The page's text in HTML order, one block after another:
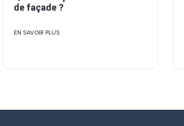
de façade ?
EN SAVOIR PLUS